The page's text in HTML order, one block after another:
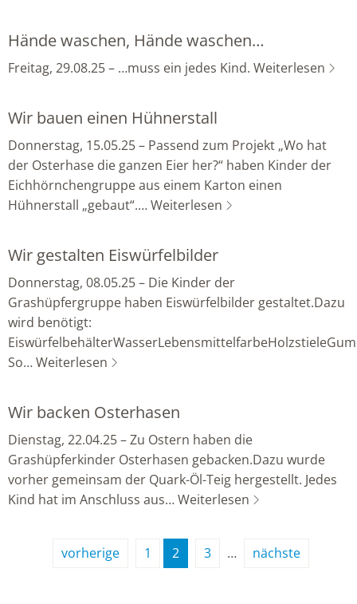
Hände waschen, Hände waschen…
Freitag, 29.08.25 – …muss ein jedes Kind. Weiterlesen
Wir bauen einen Hühnerstall
Donnerstag, 15.05.25 – Passend zum Projekt „Wo hat
der Osterhase die ganzen Eier her?“ haben Kinder der
Eichhörnchengruppe aus einem Karton einen
Hühnerstall „gebaut“.…Weiterlesen
Wir gestalten Eiswürfelbilder
Donnerstag, 08.05.25 – Die Kinder der
Grashüpfergruppe haben Eiswürfelbilder gestaltet.Dazu
wird benötigt:
So…Weiterlesen
Wir backen Osterhasen
Dienstag, 22.04.25 – Zu Ostern haben die
Grashüpferkinder Osterhasen gebacken.Dazu wurde
vorher gemeinsam der Quark-Öl-Teig hergestellt. Jedes
Kind hat im Anschluss aus…Weiterlesen
vorherige 1 2 3 … nächste